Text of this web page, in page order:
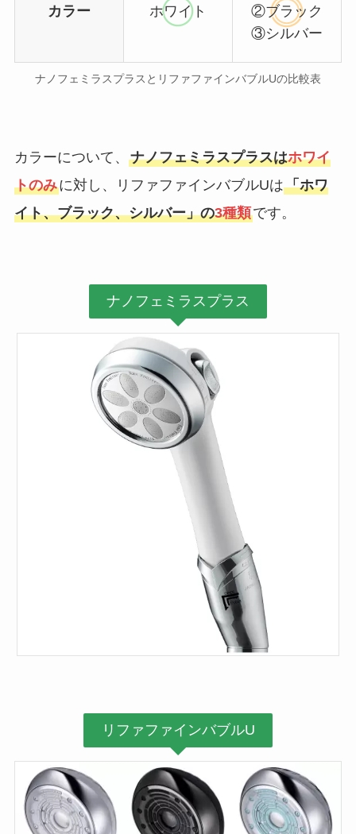
カラー ホワイト
②ブラック
③シルバー
ナノフェミラスプラスとリファファインバブルUの比較表
カラーについて、 ナノフェミラスプラスはホワイ
トのみに対し、リファファインバブルUは「ホワ
イト、ブラック、シルバー」の3種類です。
ナノフェミラスプラス
リファファインバブルU